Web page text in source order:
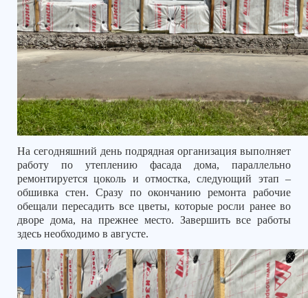
На сегодняшний день подрядная организация выполняет
работу по утеплению фасада дома, параллельно
ремонтируется цоколь и отмостка, следующий этап –
обшивка стен. Сразу по окончанию ремонта рабочие
обещали пересадить все цветы, которые росли ранее во
дворе дома, на прежнее место. Завершить все работы
здесь необходимо в августе.